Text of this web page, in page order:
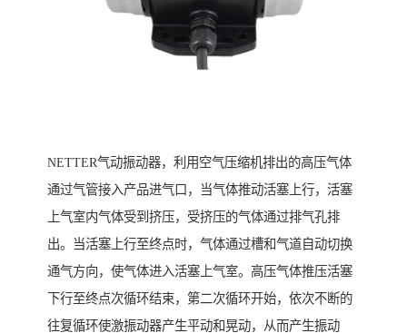
NETTER气动振动器，利用空气压缩机排出的高压气体
通过气管接入产品进气口，当气体推动活塞上行，活塞
上气室内气体受到挤压，受挤压的气体通过排气孔排
出。当活塞上行至终点时，气体通过槽和气道自动切换
通气方向，使气体进入活塞上气室。高压气体推压活塞
下行至终点次循环结束，第二次循环开始，依次不断的
往复循环使激振动器产生平动和晃动，从而产生振动